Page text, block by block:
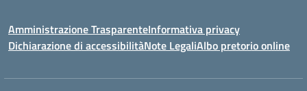
Amministrazione TrasparenteInformativa privacy
Dichiarazione di accessibilitàNote LegaliAlbo pretorio online